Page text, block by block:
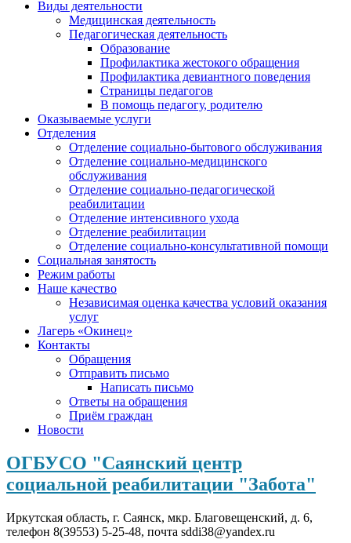
Виды деятельности
Медицинская деятельность
Педагогическая деятельность
Образование
Профилактика жестокого обращения
Профилактика девиантного поведения
Страницы педагогов
В помощь педагогу, родителю
Оказываемые услуги
Отделения
Отделение социально-бытового обслуживания
Отделение социально-медицинского
обслуживания
Отделение социально-педагогической
реабилитации
Отделение интенсивного ухода
Отделение реабилитации
Отделение социально-консультативной помощи
Социальная занятость
Режим работы
Наше качество
Независимая оценка качества условий оказания
услуг
Лагерь «Окинец»
Контакты
Обращения
Отправить письмо
Написать письмо
Ответы на обращения
Приём граждан
Новости
ОГБУСО "Саянский центр
социальной реабилитации "Забота"
Иркутская область, г. Саянск, мкр. Благовещенский, д. 6,
телефон 8(39553) 5-25-48, почта sddi38@yandex.ru